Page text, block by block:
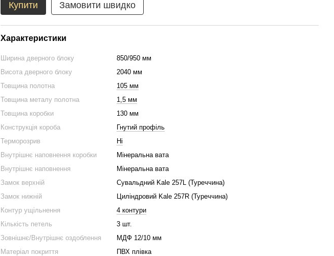
Купити Замовити швидко
Характеристики
Ширина дверного блоку
850/950 мм
Висота дверного блоку
2040 мм
Товщина полотна
105 мм
Товщина металу полотна
1,5 мм
Товщина коробки
130 мм
Конструкція короба
Гнутий профіль
Терморозрив
Ні
Внутрішнє наповнення коробки
Мінеральна вата
Внутрішнє наповнення
Мінеральна вата
Замок верхній
Сувальдний Kale 257L (Туреччина)
Замок нижній
Циліндровий Kale 257R (Туреччина)
Контур ущільнення
4 контури
Кількість петель
3 шт.
Зовнішнє/Внутрішнє оздоблення
МДФ 12/10 мм
Матеріал покриття
ПВХ плівка